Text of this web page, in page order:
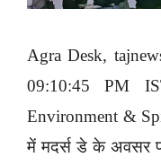
Agra Desk,
09:10:45 PM
Environment &
में मदर्स डे के अवसर